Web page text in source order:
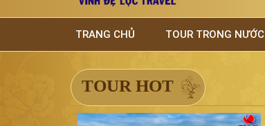
TRANG CHỦ TOUR TRONG NƯỚC
TOUR HOT